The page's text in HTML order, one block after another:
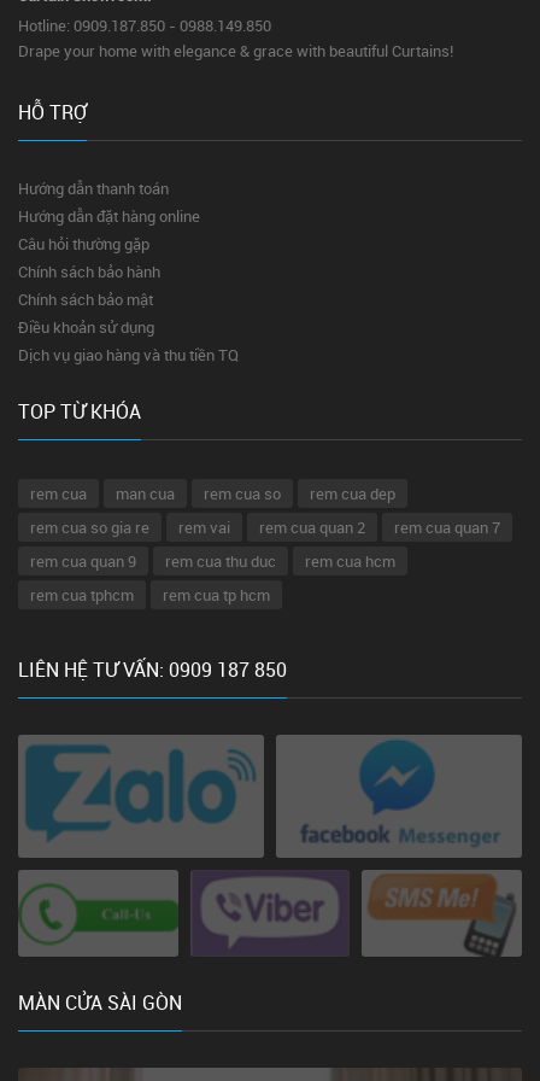
Hotline: 0909.187.850 - 0988.149.850
Drape your home with elegance & grace with beautiful Curtains!
HỖ TRỢ
Hướng dẫn thanh toán
Hướng dẫn đặt hàng online
Câu hỏi thường gặp
Chính sách bảo hành
Chính sách bảo mật
Điều khoản sử dụng
Dịch vụ giao hàng và thu tiền TQ
TOP TỪ KHÓA
rem cua man cua rem cua so
rem cua dep
rem cua so gia re
rem vai rem cua quan 2
rem cua quan 7
rem cua quan 9
rem cua thu duc
rem cua hcm
rem cua tphcm
rem cua tp hcm
LIÊN HỆ TƯ VẤN: 0909 187 850
MÀN CỬA SÀI GÒN